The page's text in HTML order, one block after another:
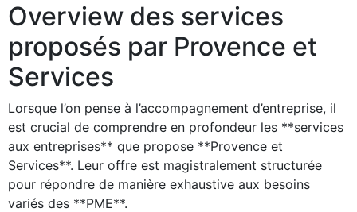
Overview des services
proposés par Provence et
Services
Lorsque l’on pense à l’accompagnement d’entreprise, il
est crucial de comprendre en profondeur les **services
aux entreprises** que propose **Provence et
Services**. Leur offre est magistralement structurée
pour répondre de manière exhaustive aux besoins
variés des **PME**.